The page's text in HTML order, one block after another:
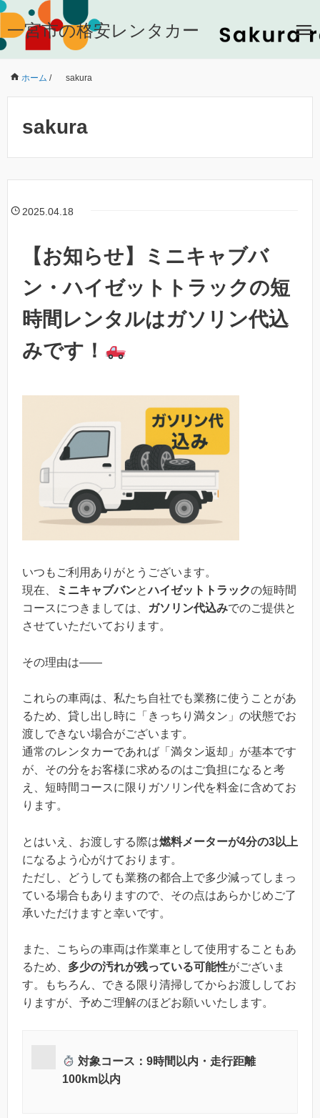
一宮市の格安レンタカー
ホーム / sakura
sakura
2025.04.18
【お知らせ】ミニキャブバ
ン・ハイゼットトラックの短
時間レンタルはガソリン代込
みです！
いつもご利用ありがとうございます。
現在、
ミニキャブバンとハイゼットトラックの短時間
コースにつきましては、
ガソリン代込みでのご提供と
させていただいております。
その理由は——
これらの車両は、私たち自社でも業務に使うことがあ
るため、貸し出し時に「きっちり満タン」の状態でお
渡しできない場合がございます。
通常のレンタカーであれば「満タン返却」が基本です
が、その分をお客様に求めるのはご負担になると考
え、短時間コースに限りガソリン代を料金に含めてお
ります。
とはいえ、お渡しする際は燃料メーターが4分の3以上
になるよう心がけております。
ただし、どうしても業務の都合上で多少減ってしまっ
ている場合もありますので、その点はあらかじめご了
承いただけますと幸いです。
また、こちらの車両は作業車として使用することもあ
るため、 多少の汚れが残っている可能性がございま
す。もちろん、できる限り清掃してからお渡ししてお
りますが、予めご理解のほどお願いいたします。
対象コース：9時間以内・走行距離
100km以内